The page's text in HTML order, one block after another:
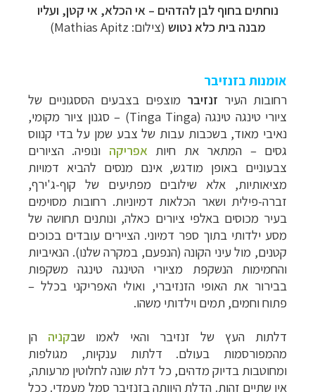
נוחתים בחוף לבן להדהים – אי הכלא, אי קטן, ועליו
מבנה בית כלא נטוש (צילום: Mathias Apitz)
אומנות בזנזיבר
רחובות העיר זנזיבר מוצפים בצבעים הססגוניים של
ציורי טינגה טינגה (Tinga Tinga)
– סגנון ציור מקומי,
נאיבי מאוד, בשכבות עבות של צבע שמן על בדי קנווס
גסים – המתאר את חיות אפריקה ונופיה. הציורים
צבעוניים באופן מודגש, אינם מנסים להביא דמויות
מציאותיות, אלא שילובים מפתיעים של קוף-ג'ירף,
זברה-פילית ושאר הכלאות דמיוניות. רחובות מסוימים
בעיר מכוסים באלפי ציורים כאלה, ונותנים תחושה של
מסע ילדותי בתוך ספר דמיוני. הציירים עובדים בכוכים
קטנים, מול עיני הקונה (הנפעם, במקרה שלנו). הנאיביות
והחמימות הנשקפת מציורי הטינגה טינגה משקפות
בבירור את האופי הזנזיברי, ואולי האפריקני בכלל –
פתוח וחמים, תמים וילדותי משהו.
דלתות העץ של זנזיבר והאי לאמו שבקניה הן
מהמפורסמות בעולם. דלתות ענקיות, מגולפות
ומחוטבות בדיוק מדהים, כל דלת שונה לחלוטין מרעותה,
אין שתיים זהות. הדלת היוותה בזנזיבר סמל מעמדי. ככל